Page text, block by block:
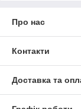
Про нас
Контакти
Доставка та